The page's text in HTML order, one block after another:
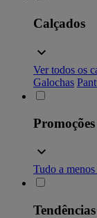
Calçados
Ver todos os
Galochas
Tudo a